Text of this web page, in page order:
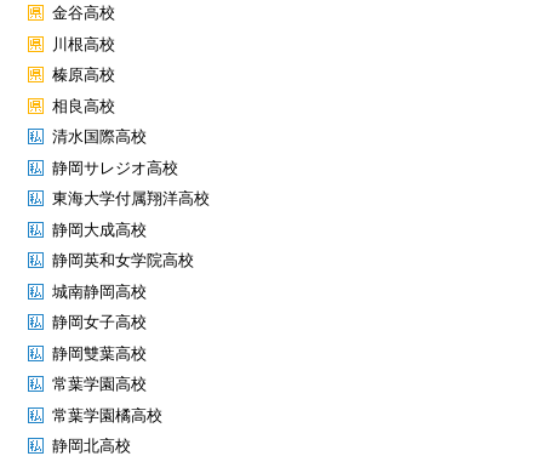
金谷高校
川根高校
榛原高校
相良高校
清水国際高校
静岡サレジオ高校
東海大学付属翔洋高校
静岡大成高校
静岡英和女学院高校
城南静岡高校
静岡女子高校
静岡雙葉高校
常葉学園高校
常葉学園橘高校
静岡北高校